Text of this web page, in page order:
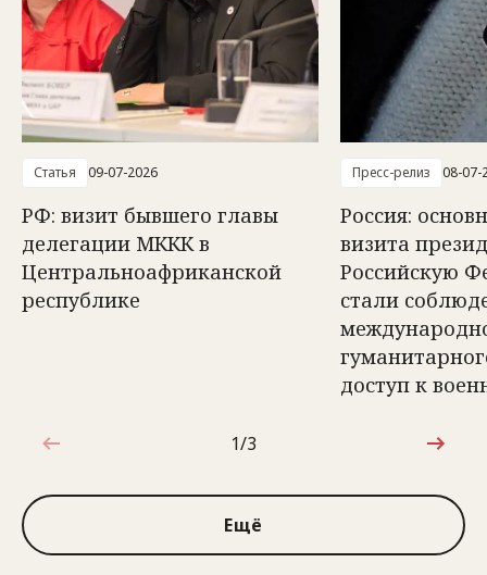
Статья 09-07-2026
РФ: визит бывшего главы
делегации МККК в
Центральноафриканской
республике
Пресс-релиз 08-07-
Россия:
визита
Российскую
стали
доступ к
1 из 3
1/3
Ещё